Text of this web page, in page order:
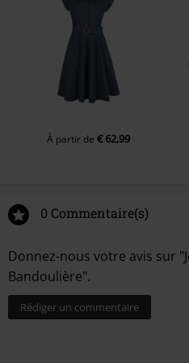
À partir de€ 62,99
0 Commentaire(s)
Donnez-nous votre avis sur
Bandoulière".
Rédiger un commentaire